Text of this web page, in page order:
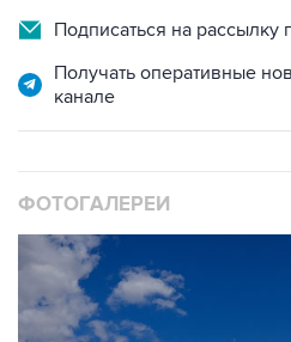
Подписаться на рассылку
Получать оперативные
канале
ФОТОГАЛЕРЕИ